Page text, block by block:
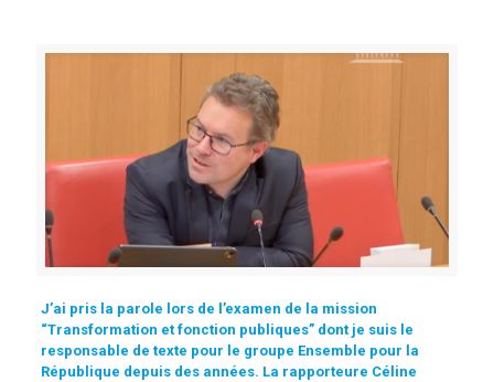
J’ai pris la parole lors de l’examen de la mission
“Transformation et fonction publiques” dont je suis le
responsable de texte pour le groupe Ensemble pour la
République depuis des années. La rapporteure Céline